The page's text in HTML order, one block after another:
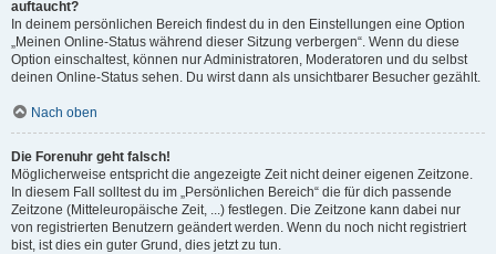
auftaucht?
In deinem persönlichen Bereich findest du in den Einstellungen eine Option
„Meinen Online-Status während dieser Sitzung verbergen“. Wenn du diese
Option einschaltest, können nur Administratoren, Moderatoren und du selbst
deinen Online-Status sehen. Du wirst dann als unsichtbarer Besucher gezählt.
Nach oben
Die Forenuhr geht falsch!
Möglicherweise entspricht die angezeigte Zeit nicht deiner eigenen Zeitzone.
In diesem Fall solltest du im „Persönlichen Bereich“ die für dich passende
Zeitzone (Mitteleuropäische Zeit, ...) festlegen. Die Zeitzone kann dabei nur
von registrierten Benutzern geändert werden. Wenn du noch nicht registriert
bist, ist dies ein guter Grund, dies jetzt zu tun.